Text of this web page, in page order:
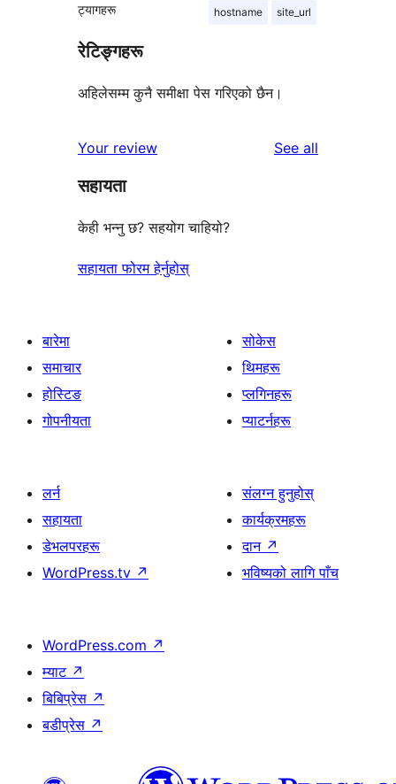
ट्यागहरू hostname site_url
रेटिङ्गहरू
अहिलेसम्म कुनै समीक्षा पेस गरिएको छैन।
Your review See all
सहायता
केही भन्नु छ? सहयोग चाहियो?
सहायता फोरम हेर्नुहोस्
बारेमा
समाचार
होस्टिङ
गोपनीयता
सोकेस
थिमहरू
प्लगिनहरू
प्याटर्नहरू
लर्न
सहायता
डेभलपरहरू
WordPress.tv ↗
संलग्न हुनुहोस्
कार्यक्रमहरू
दान ↗
भविष्यको लागि पाँच
WordPress.com ↗
म्याट ↗
बिबिप्रेस ↗
बडीप्रेस ↗